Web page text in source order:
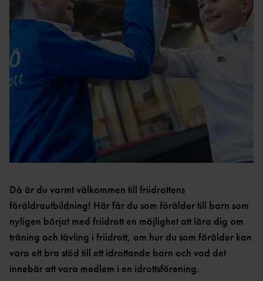
FÖRENINGAR
FÖRENINGSSTÖD OCH
BARN- OCH
UNGDOMSMÄRKEN
NYHETSBREV
HÄR HITTAR DU ALLA
VETERANER
HUR GÅR ANSÖKAN
TILL?
TÄVLINGSSERIE
2026
REGIONSMÄSTERSK
AP
RESULTAT &
STATISTIK
Då är du varmt välkommen till friidrottens
föräldrautbildning! Här får du som förälder till barn som
nyligen börjat med friidrott en möjlighet att lära dig om
träning och tävling i friidrott, om hur du som förälder kan
vara ett bra stöd till ett idrottande barn och vad det
innebär att vara medlem i en idrottsförening.